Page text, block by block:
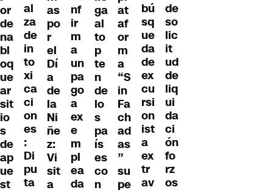
or
de
na
bl
oq
ue
ar
sit
io
s
de
ap
ue
st
al
za
de
in
to
xi
ca
ci
on
es
:
Di
pu
ta
as
po
r
el
Dí
a
de
la
Ni
ñe
z:
Vi
sit
a
nf
ir
m
a
un
pa
go
a
ex
e
m
pl
ea
da
ga
al
to
p
te
n
de
lo
s
pa
ís
es
co
n
at
af
or
m
a
“S
in
Fa
ch
ad
as
”
su
pe
bú
sq
ue
da
de
ex
cu
rsi
on
ist
a
ex
tr
av
de
so
lic
it
ud
de
liq
ui
da
ci
ón
fo
rz
os